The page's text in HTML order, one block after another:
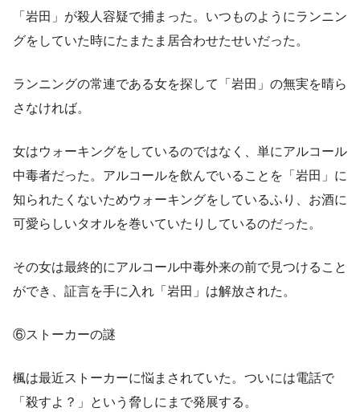
「岩田」が殺人容疑で捕まった。いつものようにランニン
グをしていた時にたまたま居合わせたせいだった。
ランニングの常連である女を探して「岩田」の無実を晴ら
さなければ。
女はウォーキングをしているのではなく、単にアルコール
中毒者だった。アルコールを飲んでいることを「岩田」に
知られたくないためウォーキングをしているふり、お酒に
可愛らしいタオルを巻いていたりしているのだった。
その女は最終的にアルコール中毒外来の前で見つけること
ができ、証言を手に入れ「岩田」は解放された。
⑥ストーカーの謎
楓は最近ストーカーに悩まされていた。ついには電話で
「殺すよ？」という脅しにまで発展する。